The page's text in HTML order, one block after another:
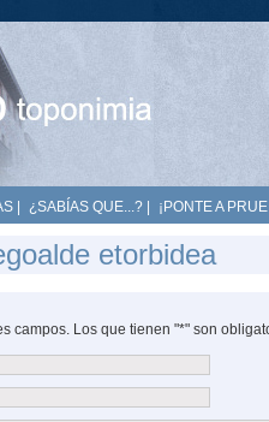
¿SABÍAS QUE...? ¡PONTE A
etorbidea
campos. Los que tienen "*" son